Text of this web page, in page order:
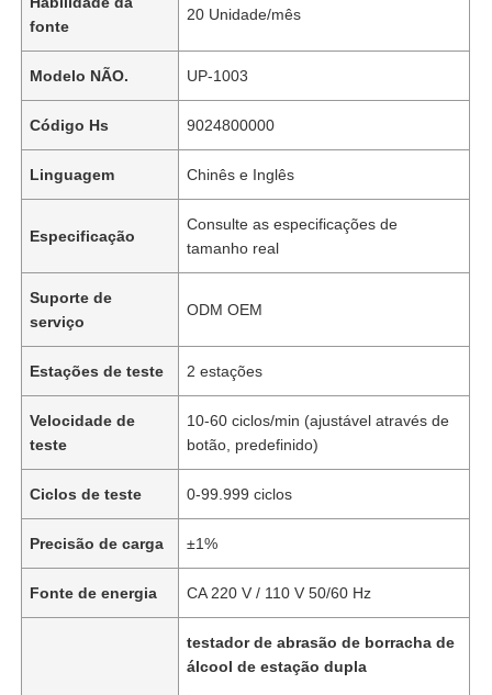
fonte
20 Unidade/mês
Modelo NÃO. UP-1003
Código Hs 9024800000
Linguagem Chinês e Inglês
Especificação
Consulte as especificações de
tamanho real
Suporte de
serviço
ODM OEM
Estações de teste 2 estações
Velocidade de
teste
10-60 ciclos/min (ajustável através de
botão, predefinido)
Ciclos de teste 0-99.999 ciclos
Precisão de carga ±1%
Fonte de energia CA 220 V / 110 V 50/60 Hz
testador de abrasão de borracha de
álcool de estação dupla